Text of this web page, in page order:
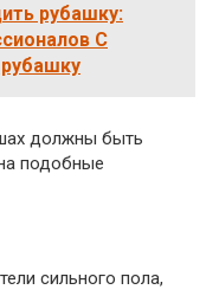
рубашку:
С
должны быть
подобные
сильного пола,